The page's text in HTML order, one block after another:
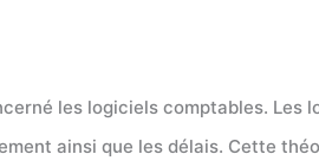
les logiciels comptables. Les
ainsi que les délais. Cette